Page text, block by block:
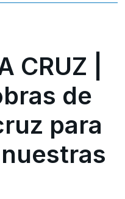
CRUZ |
de
para